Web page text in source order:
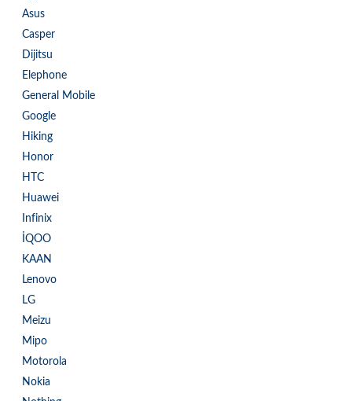
Asus
Casper
Dijitsu
Elephone
General Mobile
Google
Hiking
Honor
HTC
Huawei
Infinix
İQOO
KAAN
Lenovo
LG
Meizu
Mipo
Motorola
Nokia